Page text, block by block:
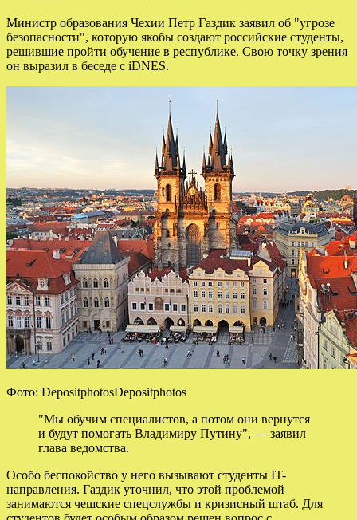
Министр образования Чехии Петр Газдик заявил об "угрозе
безопасности", которую якобы создают российские студенты,
решившие пройти обучение в республике. Свою точку зрения
он выразил в беседе с iDNES.
Фото: DepositphotosDepositphotos
"Мы обучим специалистов, а потом они вернутся
и будут помогать Владимиру Путину", — заявил
глава ведомства.
Особо беспокойство у него вызывают студенты IT-
направления. Газдик уточнил, что этой проблемой
занимаются чешские спецслужбы и кризисный штаб. Для